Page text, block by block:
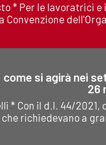
* Per le lavoratrici
Convenzione
come si agirà nei
26
* Con il d.l. 44/
richiedevano a